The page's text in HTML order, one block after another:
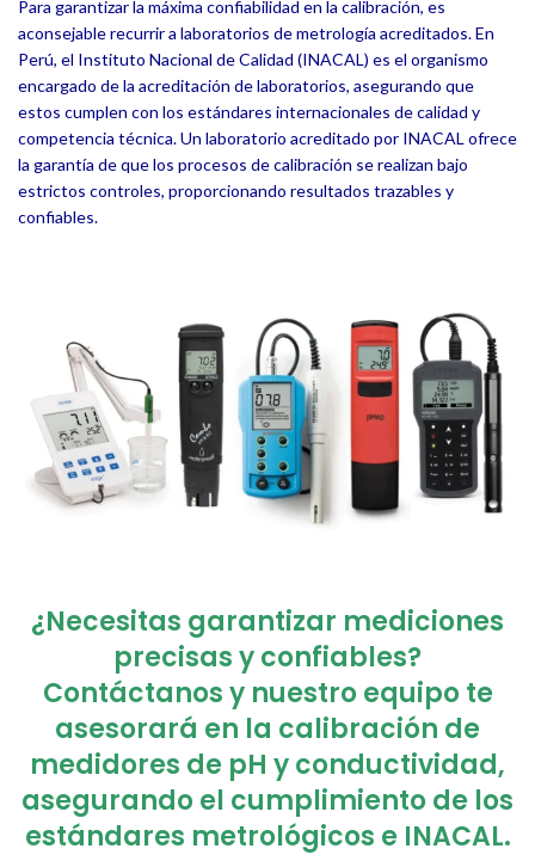
Para garantizar la máxima confiabilidad en la calibración, es
aconsejable recurrir a laboratorios de metrología acreditados. En
Perú, el Instituto Nacional de Calidad (INACAL) es el organismo
encargado de la acreditación de laboratorios, asegurando que
estos cumplen con los estándares internacionales de calidad y
competencia técnica. Un laboratorio acreditado por INACAL ofrece
la garantía de que los procesos de calibración se realizan bajo
estrictos controles, proporcionando resultados trazables y
confiables.
¿Necesitas garantizar mediciones
precisas y confiables?
Contáctanos y nuestro equipo te
asesorará en la calibración de
medidores de pH y conductividad,
asegurando el cumplimiento de los
estándares metrológicos e INACAL.